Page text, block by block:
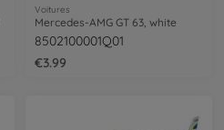
Voitures
Mercedes-AMG GT 63, white
8502100001Q01
€3.99